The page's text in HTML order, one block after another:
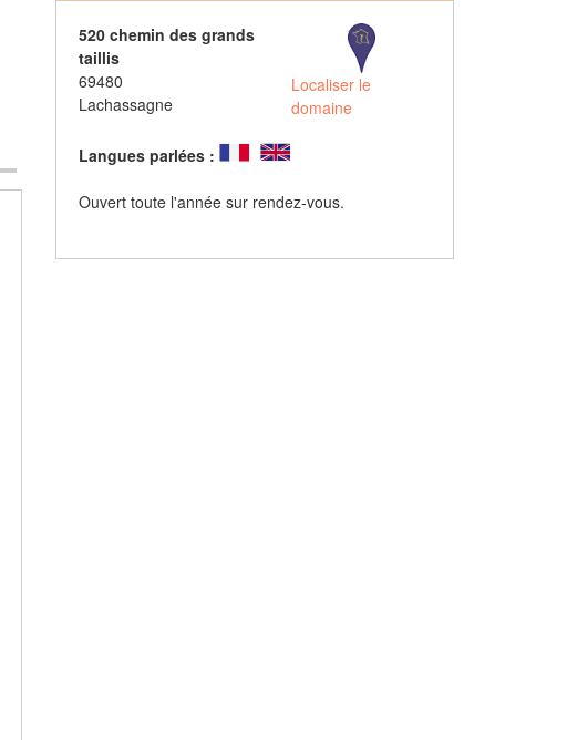
520 chemin des grands
taillis
69480
Lachassagne
Localiser le
domaine
Langues parlées :
Ouvert toute l'année sur rendez-vous.